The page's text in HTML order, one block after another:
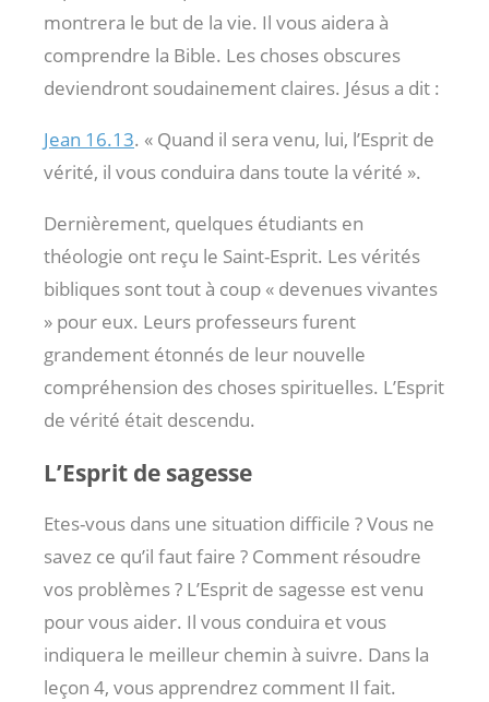
montrera le but de la vie. Il vous aidera à
comprendre la Bible. Les choses obscures
deviendront soudainement claires. Jésus a dit :
Jean 16.13. « Quand il sera venu, lui, l’Esprit de
vérité, il vous conduira dans toute la vérité ».
Dernièrement, quelques étudiants en
théologie ont reçu le Saint-Esprit. Les vérités
bibliques sont tout à coup « devenues vivantes
» pour eux. Leurs professeurs furent
grandement étonnés de leur nouvelle
compréhension des choses spirituelles. L’Esprit
de vérité était descendu.
L’Esprit de sagesse
Etes-vous dans une situation difficile ? Vous ne
savez ce qu’il faut faire ? Comment résoudre
vos problèmes ? L’Esprit de sagesse est venu
pour vous aider. Il vous conduira et vous
indiquera le meilleur chemin à suivre. Dans la
leçon 4, vous apprendrez comment Il fait.